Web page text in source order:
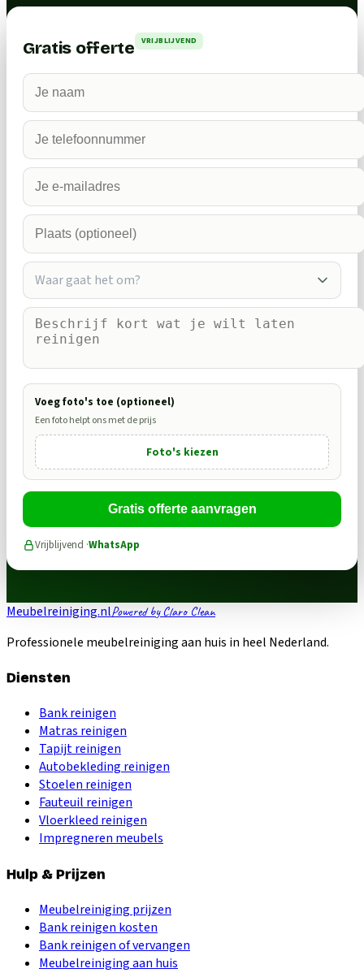
Gratis offerte VRIJBLIJVEND
Waar gaat het om?
Voeg foto's toe (optioneel)
Een foto helpt ons met de prijs
Foto's kiezen
Gratis offerte aanvragen
Vrijblijvend ·WhatsApp
Meubelreiniging.nlPowered by Claro Clean
Professionele meubelreiniging aan huis in heel Nederland.
Diensten
Bank reinigen
Matras reinigen
Tapijt reinigen
Autobekleding reinigen
Stoelen reinigen
Fauteuil reinigen
Vloerkleed reinigen
Impregneren meubels
Hulp & Prijzen
Meubelreiniging prijzen
Bank reinigen kosten
Bank reinigen of vervangen
Meubelreiniging aan huis